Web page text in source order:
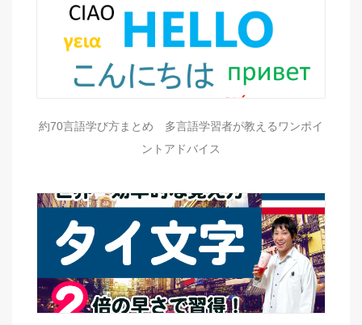
約70言語学び方まとめ 多言語学習者が教えるワンポイ
ントアドバイス